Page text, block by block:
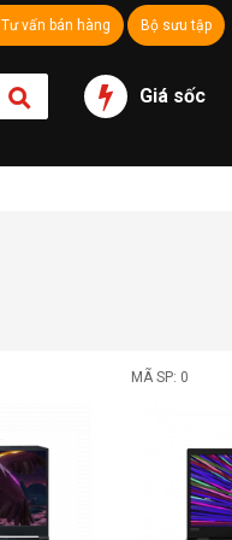
Tư vấn bán hàng Bộ sưu tập
Giá sốc
MÃ SP: 0